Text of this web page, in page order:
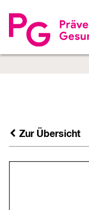
Zur Übersicht